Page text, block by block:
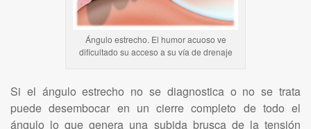
Ángulo estrecho. El humor acuoso ve
dificultado su acceso a su vía de drenaje
Si el ángulo estrecho no se diagnostica o no se trata
puede desembocar en un cierre completo de todo el
ángulo lo que genera una subida brusca de la tensión